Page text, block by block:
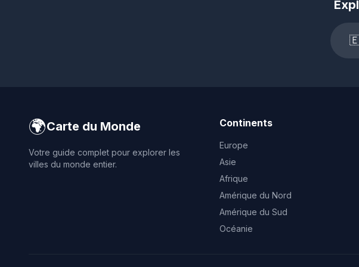
🌍Carte du Monde
Votre guide complet pour explorer les
villes du monde entier.
Continents
Europe
Asie
Afrique
Amérique du Nord
Amérique du Sud
Océanie